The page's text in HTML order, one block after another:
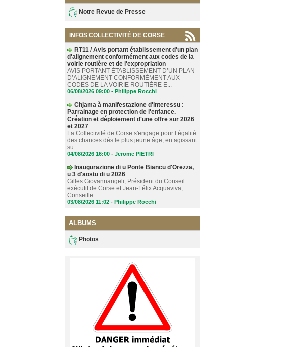
Notre Revue de Presse
INFOS COLLECTIVITÉ DE CORSE
RT11 / Avis portant établissement d'un plan
d'alignement conformément aux codes de la
voirie routière et de l'expropriation
AVIS PORTANT ÉTABLISSEMENT D’UN PLAN
D’ALIGNEMENT CONFORMÉMENT AUX
CODES DE LA VOIRIE ROUTIÈRE E...
06/08/2026 09:00 - Philippe Rocchi
Chjama à manifestazione d'interessu :
Parrainage en protection de l'enfance.
Création et déploiement d'une offre sur 2026
et 2027
La Collectivité de Corse s'engage pour l’égalité
des chances dès le plus jeune âge, en agissant
su...
04/08/2026 16:00 - Jerome PIETRI
Inaugurazione di u Ponte Biancu d'Orezza,
u 3 d'aostu di u 2026
Gilles Giovannangeli, Président du Conseil
exécutif de Corse et Jean-Félix Acquaviva,
Conseille...
03/08/2026 11:02 - Philippe Rocchi
ALBUMS
Photos